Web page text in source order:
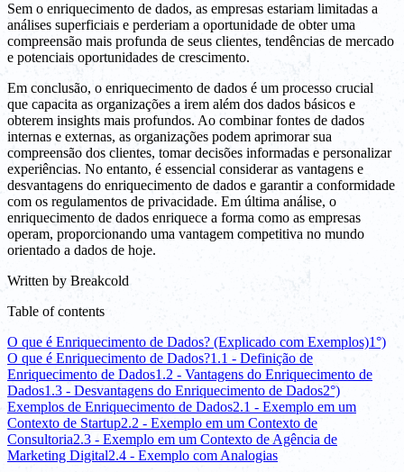
Sem o enriquecimento de dados, as empresas estariam limitadas a
análises superficiais e perderiam a oportunidade de obter uma
compreensão mais profunda de seus clientes, tendências de mercado
e potenciais oportunidades de crescimento.
Em conclusão, o enriquecimento de dados é um processo crucial
que capacita as organizações a irem além dos dados básicos e
obterem insights mais profundos. Ao combinar fontes de dados
internas e externas, as organizações podem aprimorar sua
compreensão dos clientes, tomar decisões informadas e personalizar
experiências. No entanto, é essencial considerar as vantagens e
desvantagens do enriquecimento de dados e garantir a conformidade
com os regulamentos de privacidade. Em última análise, o
enriquecimento de dados enriquece a forma como as empresas
operam, proporcionando uma vantagem competitiva no mundo
orientado a dados de hoje.
Written by Breakcold
Table of contents
O que é Enriquecimento de Dados? (Explicado com Exemplos)1°)
O que é Enriquecimento de Dados?1.1 - Definição de
Enriquecimento de Dados1.2 - Vantagens do Enriquecimento de
Dados1.3 - Desvantagens do Enriquecimento de Dados2°)
Exemplos de Enriquecimento de Dados2.1 - Exemplo em um
Contexto de Startup2.2 - Exemplo em um Contexto de
Consultoria2.3 - Exemplo em um Contexto de Agência de
Marketing Digital2.4 - Exemplo com Analogias